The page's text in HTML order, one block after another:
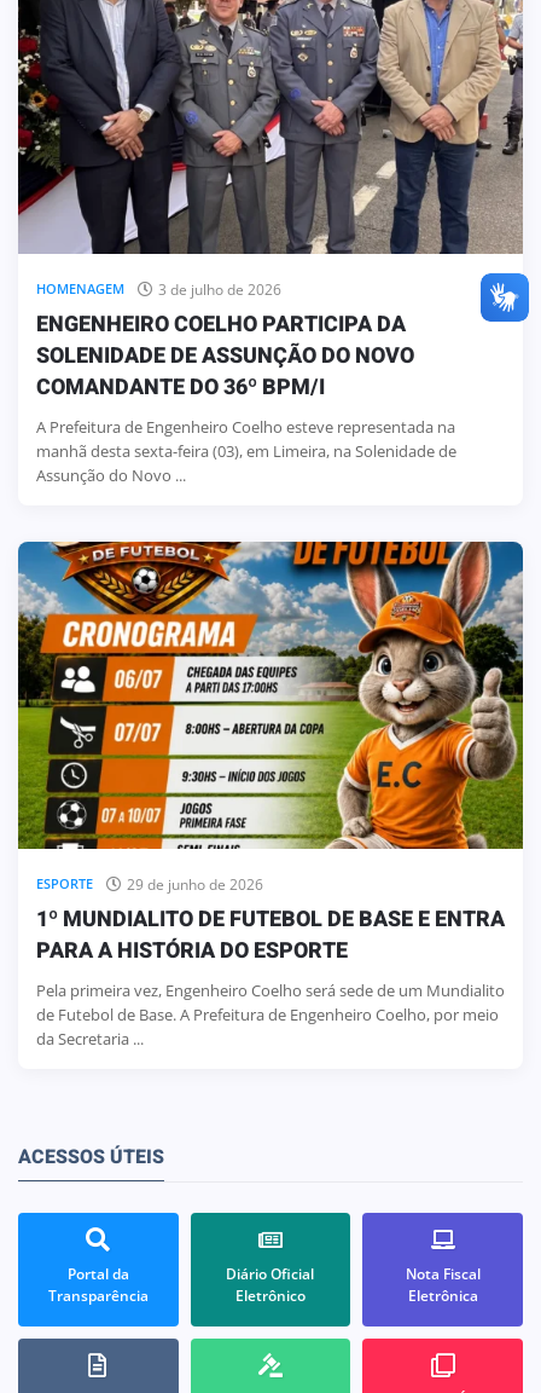
HOMENAGEM 3 de julho de 2026
ENGENHEIRO COELHO PARTICIPA DA
SOLENIDADE DE ASSUNÇÃO DO NOVO
COMANDANTE DO 36º BPM/I
A Prefeitura de Engenheiro Coelho esteve representada na
manhã desta sexta-feira (03), em Limeira, na Solenidade de
Assunção do Novo ...
ESPORTE 29 de junho de 2026
1º MUNDIALITO DE FUTEBOL DE BASE E ENTRA
PARA A HISTÓRIA DO ESPORTE
Pela primeira vez, Engenheiro Coelho será sede de um Mundialito
de Futebol de Base. A Prefeitura de Engenheiro Coelho, por meio
da Secretaria ...
ACESSOS ÚTEIS
Portal da
Transparência
Diário Oficial
Eletrônico
Nota Fiscal
Eletrônica